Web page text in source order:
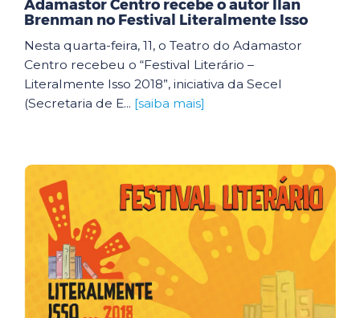
Adamastor Centro recebe o autor Ilan
Brenman no Festival Literalmente Isso
Nesta quarta-feira, 11, o Teatro do Adamastor
Centro recebeu o “Festival Literário –
Literalmente Isso 2018”, iniciativa da Secel
(Secretaria de E... [saiba mais]